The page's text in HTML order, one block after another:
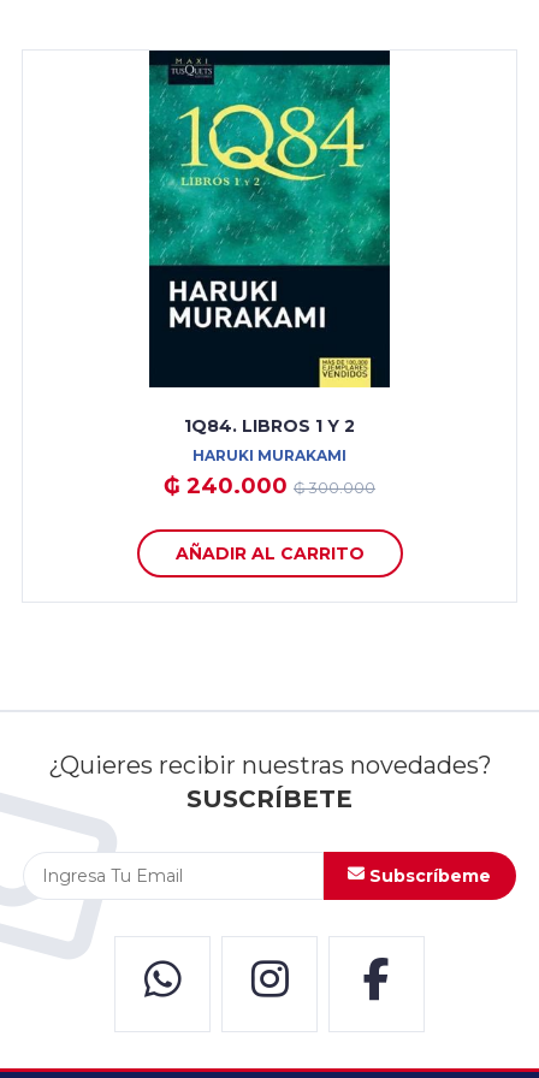
1Q84. LIBROS 1 Y 2
HARUKI MURAKAMI
₲ 240.000 ₲ 300.000
AÑADIR AL CARRITO
¿Quieres recibir nuestras novedades?
SUSCRÍBETE
Subscríbeme